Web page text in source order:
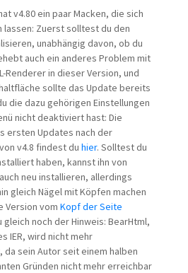
v4.80 ein paar Macken, die sich
lassen: Zuerst solltest du den
unabhängig davon, ob du
auch ein anderes Problem mit
Renderer in dieser Version, und
sollte das Update bereits
die dazu gehörigen Einstellungen
nicht deaktiviert hast: Die
ersten Updates nach der
v4.8 findest du hier. Solltest du
haben, kannst ihn von
neu installieren, allerdings
gleich Nägel mit Köpfen machen
Version vom Kopf der Seite
gleich noch der Hinweis: BearHtml,
IER, wird nicht mehr
sein Autor seit einem halben
Gründen nicht mehr erreichbar